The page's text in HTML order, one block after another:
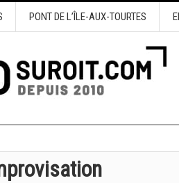
PONT DE L’ÎLE-AUX-TOURTES